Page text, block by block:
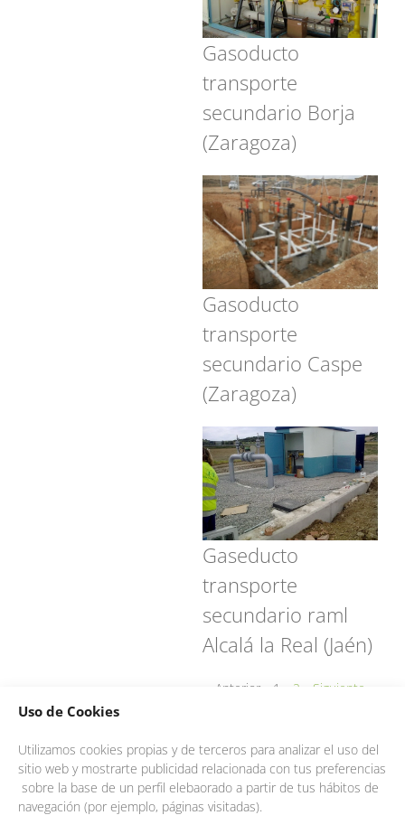
Uso de Cookies
Utilizamos cookies propias y de terceros para analizar el uso del
sitio web y mostrarte publicidad relacionada con tus preferencias
sobre la base de un perfil elebaorado a partir de tus hábitos de
navegación (por ejemplo, páginas visitadas).
Gasoducto
transporte
secundario Borja
(Zaragoza)
Gasoducto
transporte
secundario Caspe
(Zaragoza)
Gaseducto
transporte
secundario raml
Alcalá la Real (Jaén)
Anterior 1 2 Siguiente